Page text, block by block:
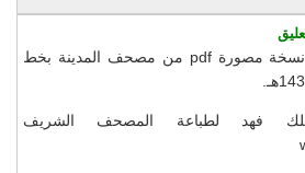
تحتوي هذه الصفحة على نسخة مصورة pdf من مصحف المدينة بخط
فهد لطباعة المصحف الشريف